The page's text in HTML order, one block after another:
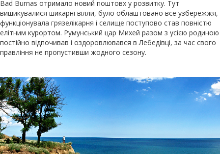
Bad Burnas отримало новий поштовх у розвитку. Тут
вишикувалися шикарні вілли, було облаштовано все узбережжя,
функціонувала грязелікарня і селище поступово став повністю
елітним курортом. Румунський цар Михей разом з усією родиною
постійно відпочивав і оздоровлювався в Лебедівці, за час свого
правління не пропустивши жодного сезону.